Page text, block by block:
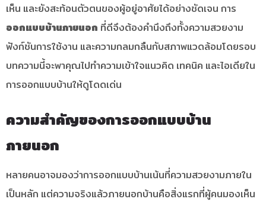
เห็น และยังสะท้อนตัวตนของผู้อยู่อาศัยได้อย่างชัดเจน การ
ออกแบบบ้านภายนอก ที่ดีจึงต้องคำนึงถึงทั้งความสวยงาม
ฟังก์ชันการใช้งาน และความกลมกลืนกับสภาพแวดล้อมโดยรอบ
บทความนี้จะพาคุณไปทำความเข้าใจแนวคิด เทคนิค และไอเดียใน
การออกแบบบ้านให้ดูโดดเด่น
ความสำคัญของการออกแบบบ้าน
ภายนอก
หลายคนอาจมองว่าการออกแบบบ้านเน้นที่ความสวยงามภายใน
เป็นหลัก แต่ความจริงแล้วภายนอกบ้านคือสิ่งแรกที่ผู้คนมองเห็น